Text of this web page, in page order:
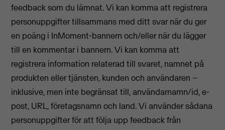
feedback som du lämnat. Vi kan komma att registrera
personuppgifter tillsammans med ditt svar när du ger
en poäng i InMoment-bannern och/eller när du lägger
till en kommentar i bannern. Vi kan komma att
registrera information relaterad till svaret, namnet på
produkten eller tjänsten, kunden och användaren –
inklusive, men inte begränsat till, användarnamn/id, e-
post, URL, företagsnamn och land. Vi använder sådana
personuppgifter för att följa upp feedback från